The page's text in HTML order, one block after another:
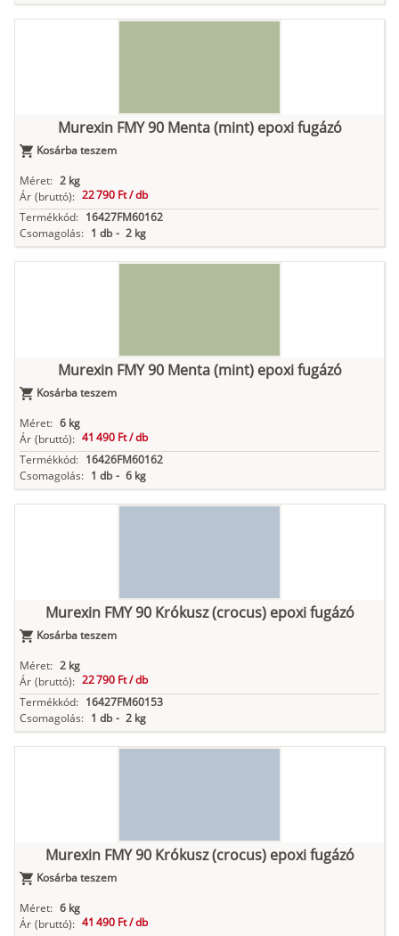
Murexin FMY 90 Menta (mint) epoxi fugázó
Kosárba teszem
Méret: 2 kg
Ár (bruttó): 22 790 Ft /db
Termékkód: 16427FM60162
Csomagolás: 1 db - 2 kg
Murexin FMY 90 Menta (mint) epoxi fugázó
Kosárba teszem
Méret: 6 kg
Ár (bruttó): 41 490 Ft /db
Termékkód: 16426FM60162
Csomagolás: 1 db - 6 kg
Murexin FMY 90 Krókusz (crocus) epoxi fugázó
Kosárba teszem
Méret: 2 kg
Ár (bruttó): 22 790 Ft /db
Termékkód: 16427FM60153
Csomagolás: 1 db - 2 kg
Murexin FMY 90 Krókusz (crocus) epoxi fugázó
Kosárba teszem
Méret: 6 kg
Ár (bruttó): 41 490 Ft /db